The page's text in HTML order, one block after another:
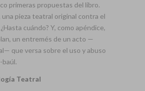
primeras propuestas del libro.
una pieza teatral original contra el
cuándo? Y, como apéndice,
un entremés de un acto —
que versa sobre el uso y abuso
baúl.
Teatral